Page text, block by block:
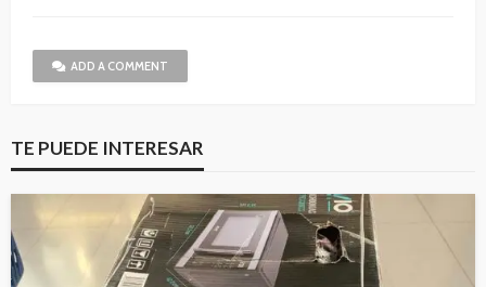
ADD A COMMENT
TE PUEDE INTERESAR